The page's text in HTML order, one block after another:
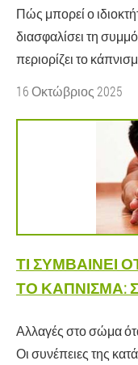
Πώς μπορεί ο
διασφαλίσει τη
περιορίζει το
16 Οκτώβριος 2025
ΤΙ ΣΥΜΒΑΊΝΕΙ
ΤΟ ΚΆΠΝΙΣΜΑ:
Αλλαγές στο σώμα
Οι συνέπειες της